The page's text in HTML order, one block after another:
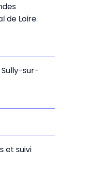
de Loire.
sur-
et suivi